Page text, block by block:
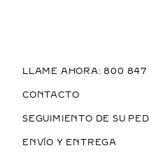
LLAME AHORA: 800 847
CONTACTO
SEGUIMIENTO DE SU
ENVÍO Y ENTREGA